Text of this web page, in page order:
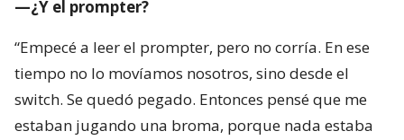
—¿Y el prompter?
“Empecé a leer el prompter, pero no corría. En ese
tiempo no lo movíamos nosotros, sino desde el
switch. Se quedó pegado. Entonces pensé que me
estaban jugando una broma, porque nada estaba